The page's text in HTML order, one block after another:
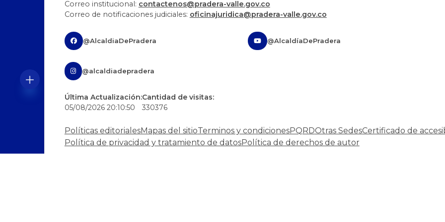
Correo institucional: contactenos@pradera-valle.gov.co
Correo de notificaciones judiciales: oficinajuridica@pradera-valle.gov.co
@AlcaldiaDePradera @AlcaldíaDePradera
@alcaldiadepradera
Última Actualización:
05/08/2026 20:10:50
Cantidad de visitas:
330376
Políticas editorialesMapas del sitioTerminos y condicionesPQRDOtras SedesCertificado de
Política de privacidad y tratamiento de datosPolítica de derechos de autor